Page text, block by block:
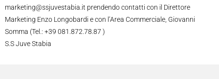
marketing@ssjuvestabia.it prendendo contatti con il Direttore
Marketing Enzo Longobardi e con l’Area Commerciale, Giovanni
Somma (Tel.: +39 081.872.78.87 )
S.S Juve Stabia